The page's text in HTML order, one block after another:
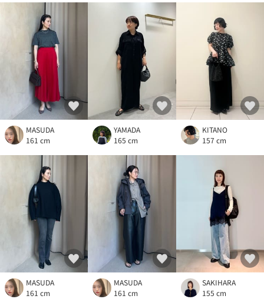
MASUDA
161 cm
YAMADA
165 cm
KITANO
157 cm
MASUDA
161 cm
MASUDA
161 cm
SAKIHARA
155 cm